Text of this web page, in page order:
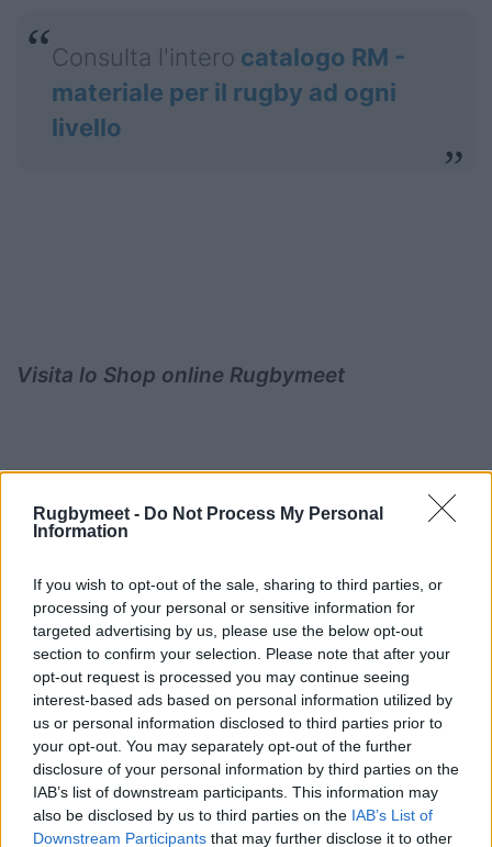
Rugbymeet - Do Not Process My Personal
Information
If you wish to opt-out of the sale, sharing to third parties, or
processing of your personal or sensitive information for
targeted advertising by us, please use the below opt-out
section to confirm your selection. Please note that after your
opt-out request is processed you may continue seeing
interest-based ads based on personal information utilized by
us or personal information disclosed to third parties prior to
your opt-out. You may separately opt-out of the further
disclosure of your personal information by third parties on the
IAB’s list of downstream participants. This information may
also be disclosed by us to third parties on the IAB’s List of
Downstream Participants that may further disclose it to other
Consulta l'intero catalogo RM -
materiale per il rugby ad ogni
livello
Visita lo Shop online Rugbymeet